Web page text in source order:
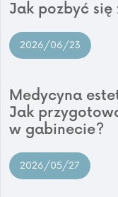
Jak pozbyć się
2026/06/23
Medycyna
Jak
w gabinecie?
2026/05/27